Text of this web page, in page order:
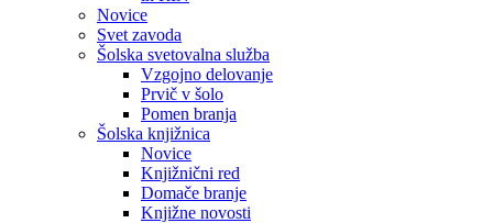
Novice
Svet zavoda
Šolska svetovalna služba
Vzgojno delovanje
Prvič v šolo
Pomen branja
Šolska knjižnica
Novice
Knjižnični red
Domače branje
Knjižne novosti